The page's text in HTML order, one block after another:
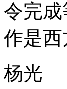
令完
作是西
杨光